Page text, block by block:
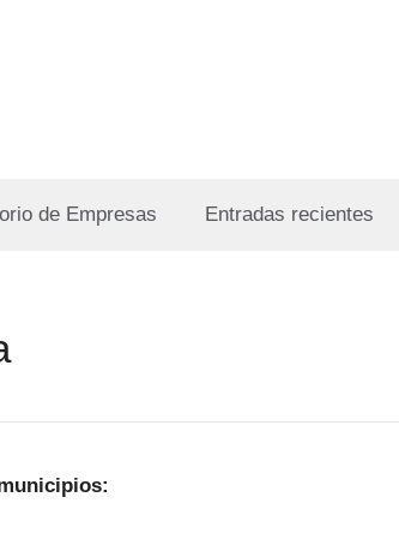
de Empresas Entradas recientes